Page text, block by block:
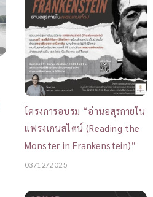
โครงการอบรม “อ่านอสุรกายใน
แฟรงเกนสไตน์ (Reading the
Monster in Frankenstein)”
03/12/2025